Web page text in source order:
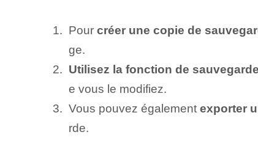
Pour créer une copie de
ge.
Utilisez la fonction de
e vous le modifiez.
Vous pouvez également exporter
rde.